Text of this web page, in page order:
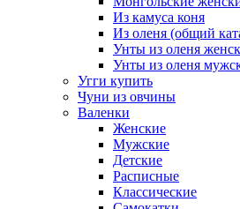
Из камуса коня
Из оленя (общий
Унты из оленя
Унты из оленя
Угги купить
Чуни из овчины
Валенки
Женские
Мужские
Детские
Расписные
Классические